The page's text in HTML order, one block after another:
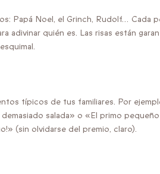
Papá Noel, el Grinch, Rudolf… Cada
adivinar quién es. Las risas están
típicos de tus familiares. Por
salada» o «El primo
(sin olvidarse del premio, claro).